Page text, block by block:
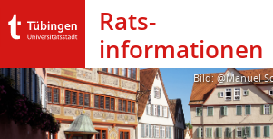
Rats­
informationen
Bild: @Manuel